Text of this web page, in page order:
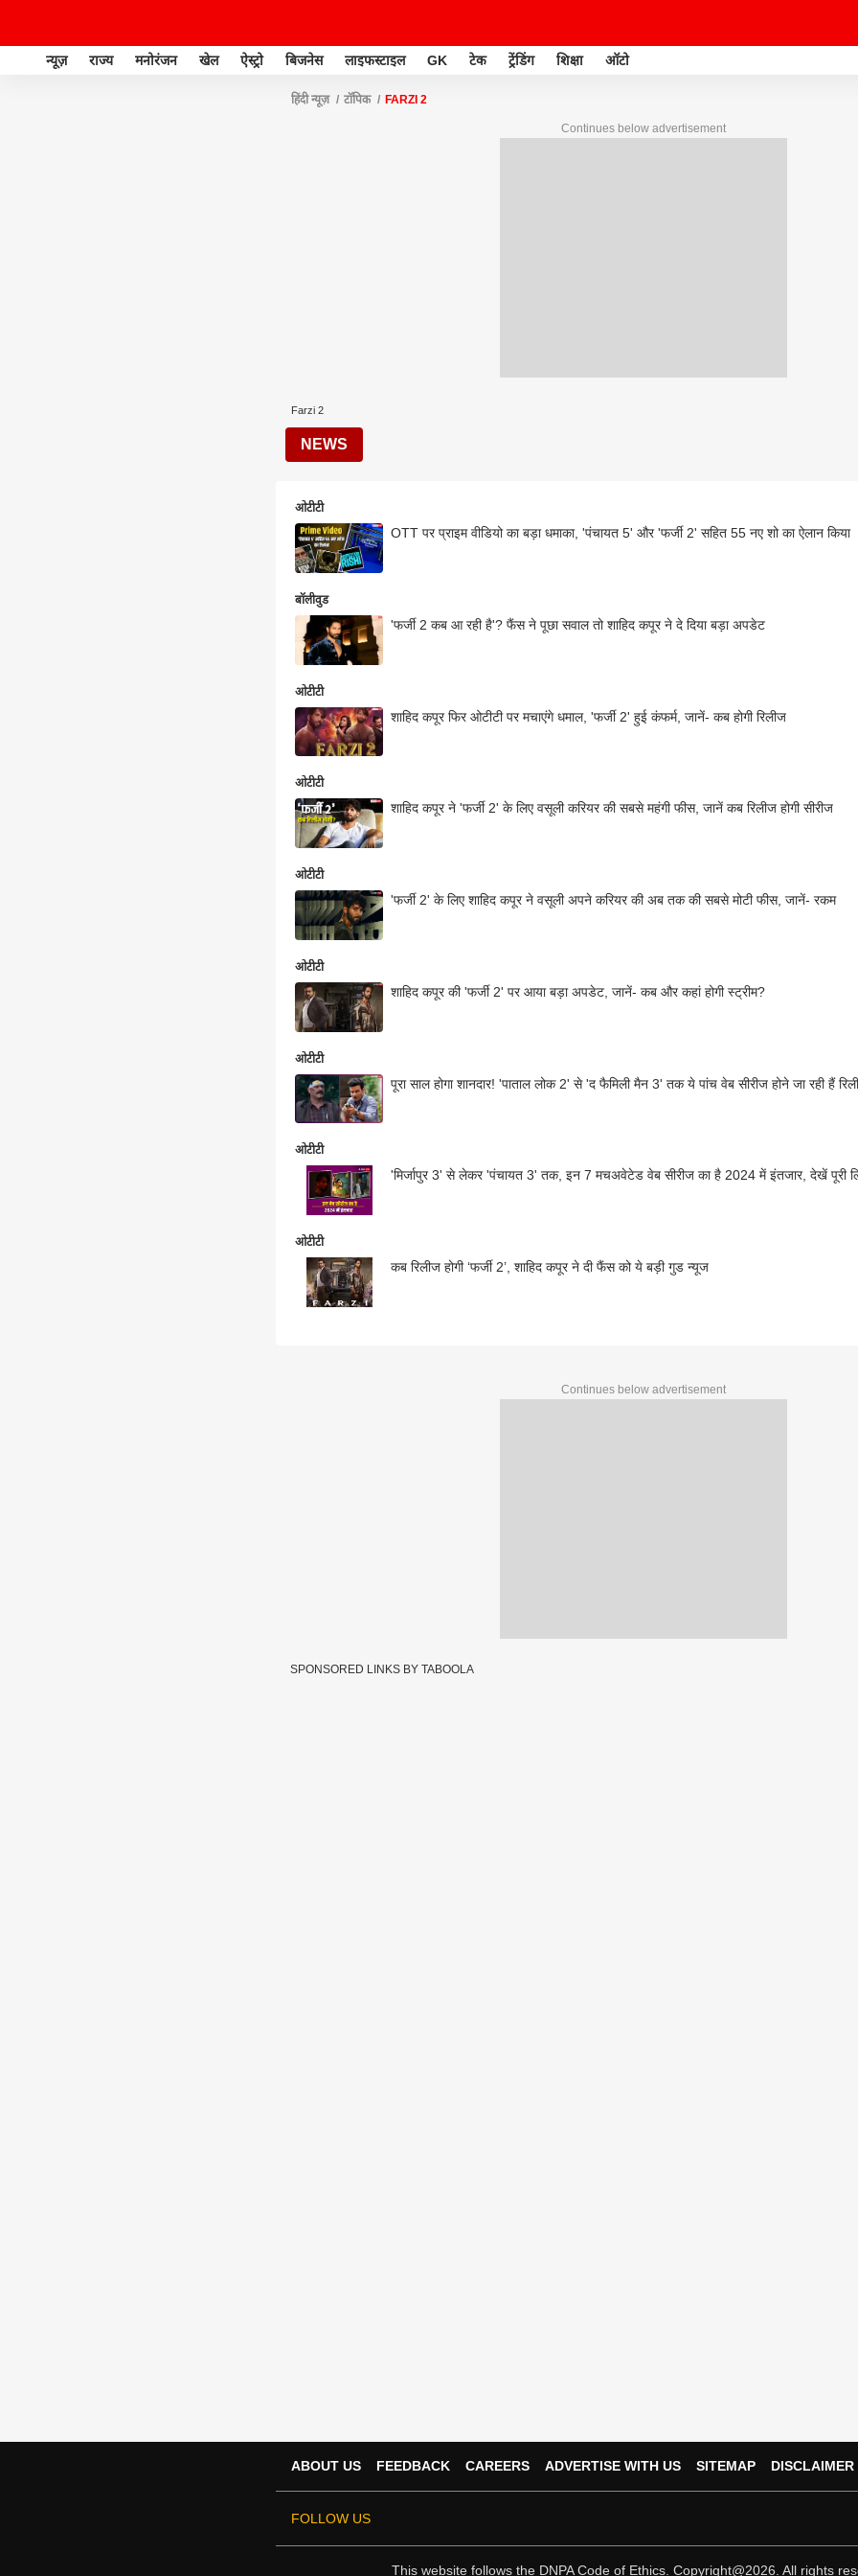
न्यूज़ राज्य मनोरंजन खेल ऐस्ट्रो बिजनेस लाइफस्टाइल GK टेक ट्रेंडिंग शिक्षा ऑटो
हिंदी न्यूज़ टॉपिक FARZI 2
Continues below advertisement
Farzi 2
NEWS
ओटीटी
OTT पर प्राइम वीडियो का बड़ा धमाका, 'पंचायत 5' और 'फर्जी 2' सहित 55 नए शो का ऐलान किया
बॉलीवुड
'फर्जी 2 कब आ रही है'? फैंस ने पूछा सवाल तो शाहिद कपूर ने दे दिया बड़ा अपडेट
ओटीटी
शाहिद कपूर फिर ओटीटी पर मचाएंगे धमाल, 'फर्जी 2' हुई कंफर्म, जानें- कब होगी रिलीज
ओटीटी
शाहिद कपूर ने 'फर्जी 2' के लिए वसूली करियर की सबसे महंगी फीस, जानें कब रिलीज होगी सीरीज
ओटीटी
'फर्जी 2' के लिए शाहिद कपूर ने वसूली अपने करियर की अब तक की सबसे मोटी फीस, जानें- रकम
ओटीटी
शाहिद कपूर की 'फर्जी 2' पर आया बड़ा अपडेट, जानें- कब और कहां होगी स्ट्रीम?
ओटीटी
पूरा साल होगा शानदार! 'पाताल लोक 2' से 'द फैमिली मैन 3' तक ये पांच वेब सीरीज होने जा रही हैं
ओटीटी
'मिर्जापुर 3' से लेकर 'पंचायत 3' तक, इन 7 मचअवेटेड वेब सीरीज का है 2024 में इंतजार, देखें पूरी
ओटीटी
कब रिलीज होगी ‘फर्जी 2’, शाहिद कपूर ने दी फैंस को ये बड़ी गुड न्यूज
Continues below advertisement
SPONSORED LINKS BY TABOOLA
ABOUT US FEEDBACK CAREERS ADVERTISE WITH US SITEMAP DISCLAIMER
FOLLOW US
This website follows the DNPA Code of Ethics. Copyright@2026. All rights